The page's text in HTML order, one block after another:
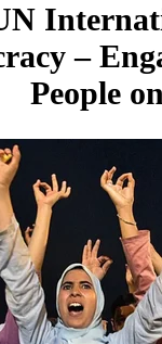
–
People